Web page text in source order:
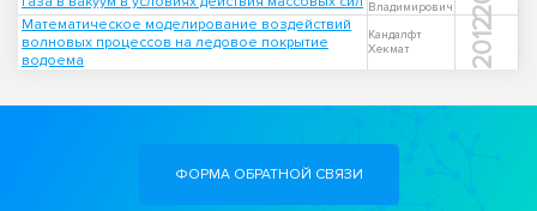
Владимирович
Математическое моделирование воздействий
волновых процессов на ледовое покрытие
водоема
Кандалфт
Хекмат
2012
ФОРМА ОБРАТНОЙ СВЯЗИ